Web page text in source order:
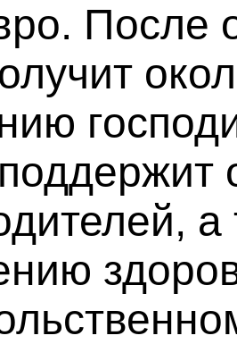
После
а